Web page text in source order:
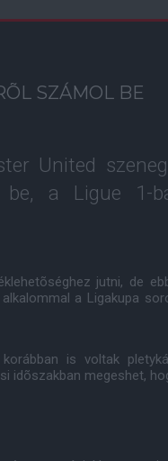
SZÁMOL BE
United
be, a Ligue 1-
jutni, de
a Ligakupa
is voltak
idõszakban megeshet,